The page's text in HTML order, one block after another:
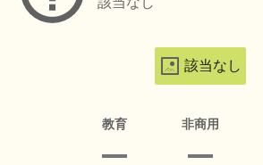
該当なし
教育 非商用